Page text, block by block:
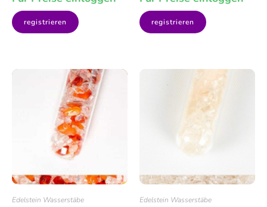
registrieren registrieren
Edelstein Wasserstäbe Edelstein Wasserstäbe